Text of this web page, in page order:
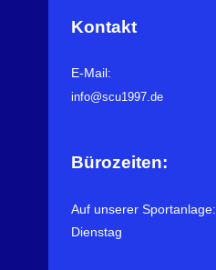
Kontakt
E-Mail:
info@scu1997.de
Bürozeiten:
Auf unserer Sportanlage:
Dienstag